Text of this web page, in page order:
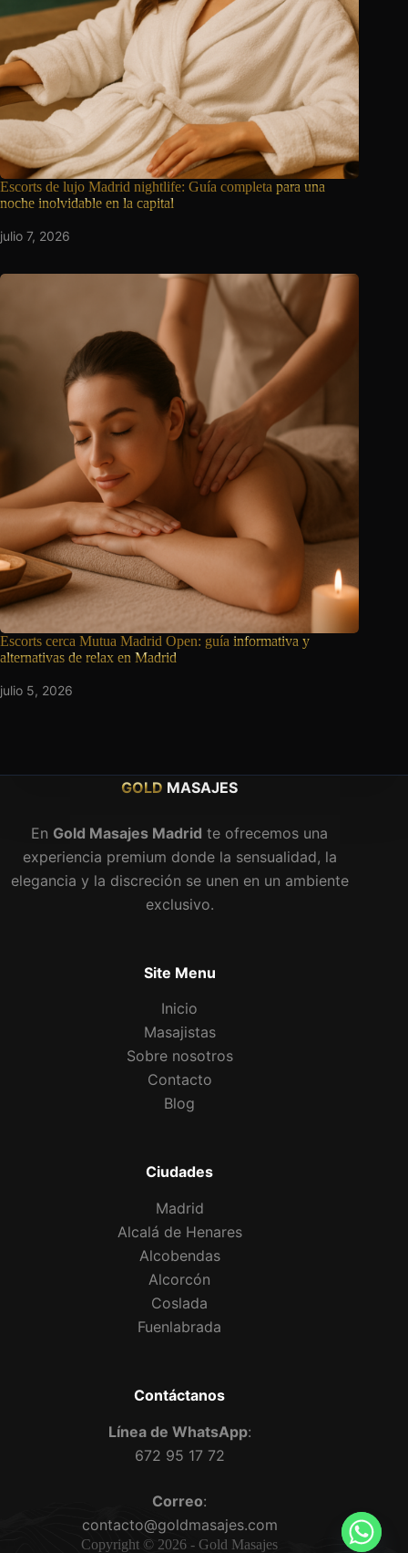
Escorts de lujo Madrid nightlife: Guía completa para una
noche inolvidable en la capital
julio 7, 2026
Escorts cerca Mutua Madrid Open: guía informativa y
alternativas de relax en Madrid
julio 5, 2026
GOLD MASAJES
En Gold Masajes Madrid te ofrecemos una
experiencia premium donde la sensualidad, la
elegancia y la discreción se unen en un ambiente
exclusivo.
Site Menu
Inicio
Masajistas
Sobre nosotros
Contacto
Blog
Ciudades
Madrid
Alcalá de Henares
Alcobendas
Alcorcón
Coslada
Fuenlabrada
Contáctanos
Línea de WhatsApp:
672 95 17 72
Correo:
contacto@goldmasajes.com
Copyright © 2026 - Gold Masajes